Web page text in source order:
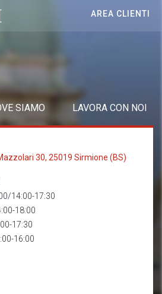
AREA CLIENTI
SIAMO LAVORA CON NOI
30, 25019 Sirmione (BS)
14:00-17:30
18:00
17:30
16:00